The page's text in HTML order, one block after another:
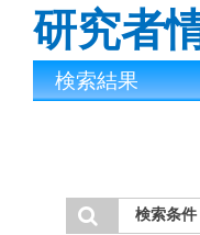
研究者
検索結果
検索条件